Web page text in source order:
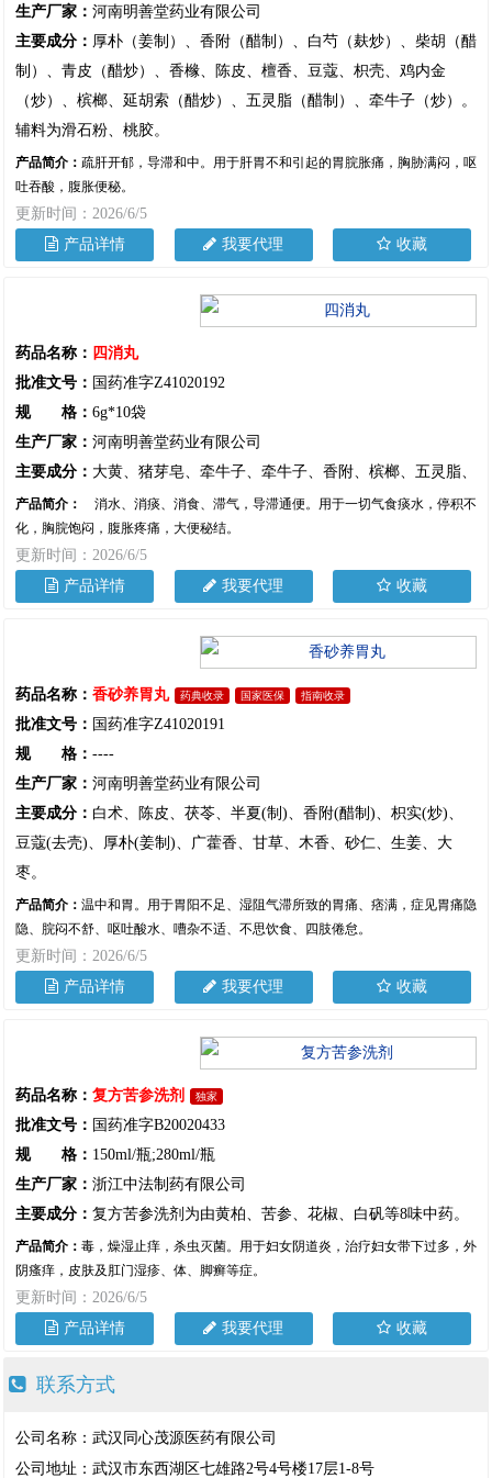
生产厂家： 河南明善堂药业有限公司
主要成分： 厚朴（姜制）、香附（醋制）、白芍（麸炒）、柴胡（醋
制）、青皮（醋炒）、香橼、陈皮、檀香、豆蔻、枳壳、鸡内金
（炒）、槟榔、延胡索（醋炒）、五灵脂（醋制）、牵牛子（炒）。
辅料为滑石粉、桃胶。
产品简介： 疏肝开郁，导滞和中。用于肝胃不和引起的胃脘胀痛，胸胁满闷，呕
吐吞酸，腹胀便秘。
更新时间：2026/6/5
产品详情
我要代理 收藏
药品名称： 四消丸
批准文号： 国药准字Z41020192
规 格： 6g*10袋
生产厂家： 河南明善堂药业有限公司
主要成分： 大黄、猪芽皂、牵牛子、牵牛子、香附、槟榔、五灵脂、
产品简介：
消水、消痰、消食、滞气，导滞通便。用于一切气食痰水，停积不
化，胸脘饱闷，腹胀疼痛，大便秘结。
更新时间：2026/6/5
产品详情
我要代理 收藏
药品名称： 香砂养胃丸 药典收录 国家医保 指南收录
批准文号： 国药准字Z41020191
规 格： ----
生产厂家： 河南明善堂药业有限公司
主要成分： 白术、陈皮、茯苓、半夏(制)、香附(醋制)、枳实(炒)、
豆蔻(去壳)、厚朴(姜制)、广藿香、甘草、木香、砂仁、生姜、大
枣。
产品简介： 温中和胃。用于胃阳不足、湿阻气滞所致的胃痛、痞满，症见胃痛隐
隐、脘闷不舒、呕吐酸水、嘈杂不适、不思饮食、四肢倦怠。
更新时间：2026/6/5
产品详情
我要代理 收藏
药品名称： 复方苦参洗剂 独家
批准文号： 国药准字B20020433
规 格： 150ml/瓶;280ml/瓶
生产厂家： 浙江中法制药有限公司
主要成分： 复方苦参洗剂为由黄柏、苦参、花椒、白矾等8味中药。
产品简介： 毒，燥湿止痒，杀虫灭菌。用于妇女阴道炎，治疗妇女带下过多，外
阴瘙痒，皮肤及肛门湿疹、体、脚癣等症。
更新时间：2026/6/5
产品详情
我要代理 收藏
联系方式
公司名称：武汉同心茂源医药有限公司
公司地址：武汉市东西湖区七雄路2号4号楼17层1-8号